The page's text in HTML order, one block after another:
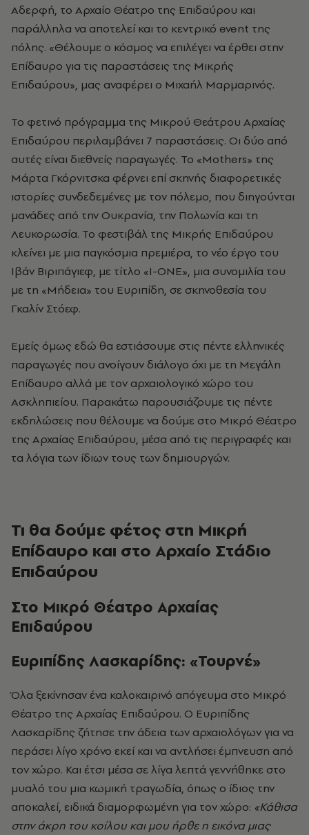
Αδερφή, το Αρχαίο Θέατρο της Επιδαύρου και
παράλληλα να αποτελεί και το κεντρικό event της
πόλης. «Θέλουμε ο κόσμος να επιλέγει να έρθει στην
Επίδαυρο για τις παραστάσεις της Μικρής
Επιδαύρου», μας αναφέρει ο Μιχαήλ Μαρμαρινός.
Το φετινό πρόγραμμα της Μικρού Θεάτρου Αρχαίας
Επιδαύρου περιλαμβάνει 7 παραστάσεις. Οι δύο από
αυτές είναι διεθνείς παραγωγές. Το «Mothers» της
Μάρτα Γκόρνιτσκα φέρνει επί σκηνής διαφορετικές
ιστορίες συνδεδεμένες με τον πόλεμο, που διηγούνται
μανάδες από την Ουκρανία, την Πολωνία και τη
Λευκορωσία. Το φεστιβάλ της Μικρής Επιδαύρου
κλείνει με μια παγκόσμια πρεμιέρα, το νέο έργο του
Ιβάν Βιριπάγιεφ, με τίτλο «Ι-ΟNE», μια συνομιλία του
με τη «Μήδεια» του Ευριπίδη, σε σκηνοθεσία του
Γκαλίν Στόεφ.
Εμείς όμως εδώ θα εστιάσουμε στις πέντε ελληνικές
παραγωγές που ανοίγουν διάλογο όχι με τη Μεγάλη
Επίδαυρο αλλά με τον αρχαιολογικό χώρο του
Ασκληπιείου. Παρακάτω παρουσιάζουμε τις πέντε
εκδηλώσεις που θέλουμε να δούμε στο Μικρό Θέατρο
της Αρχαίας Επιδαύρου, μέσα από τις περιγραφές και
τα λόγια των ίδιων τους των δημιουργών.
Τι θα δούμε φέτος στη Μικρή
Επίδαυρο και στο Αρχαίο Στάδιο
Επιδαύρου
Στο Μικρό Θέατρο Αρχαίας
Επιδαύρου
Ευριπίδης Λασκαρίδης: «Τουρνέ»
Όλα ξεκίνησαν ένα καλοκαιρινό απόγευμα στο Μικρό
Θέατρο της Αρχαίας Επιδαύρου. Ο Ευριπίδης
Λασκαρίδης ζήτησε την άδεια των αρχαιολόγων για να
περάσει λίγο χρόνο εκεί και να αντλήσει έμπνευση από
τον χώρο. Και έτσι μέσα σε λίγα λεπτά γεννήθηκε στο
μυαλό του μια κωμική τραγωδία, όπως ο ίδιος την
αποκαλεί, ειδικά διαμορφωμένη για τον χώρο: ​ «Κάθισα
στην άκρη του κοίλου και μου ήρθε η εικόνα μιας